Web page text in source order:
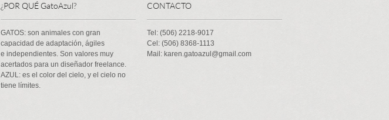
¿POR QUÉ GatoAzul?
GATOS: son animales con gran
capacidad de adaptación, ágiles
e independientes. Son valores muy
acertados para un diseñador freelance.
AZUL: es el color del cielo, y el cielo no
tiene límites.
CONTACTO
Tel: (506) 2218-9017
Cel: (506) 8368-1113
Mail: karen.gatoazul@gmail.com